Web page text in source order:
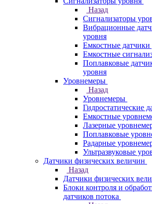
Назад
Сигнализаторы
Вибрационные
уровня
Емкостные датчики
Емкостные
Поплавковые
уровня
Уровнемеры
Назад
Уровнемеры
Гидростатические
Емкостные
Лазерные
Поплавковые
Радарные
Ультразвуковые
Датчики физических величин
Назад
Датчики физических
Блоки контроля и
датчиков потока